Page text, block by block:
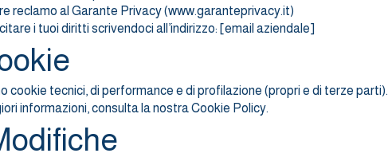
reclamo al Garante Privacy (www.garanteprivacy.it)
i tuoi diritti scrivendoci all’indirizzo: [email aziendale]
cookie tecnici, di performance e di profilazione (propri e di terze parti).
informazioni, consulta la nostra Cookie Policy.